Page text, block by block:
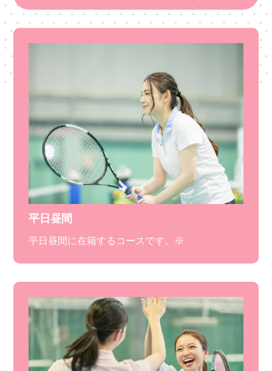
平日昼間
平日昼間に在籍するコースです。※